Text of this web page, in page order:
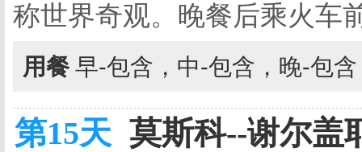
称世界奇观。晚餐后乘火车
用餐 早-包含，中-包含，晚-包
第15天 莫斯科--谢尔盖